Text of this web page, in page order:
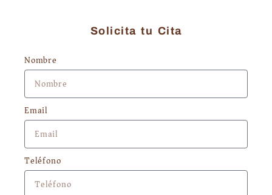
Solicita tu Cita
Nombre
Email
Teléfono